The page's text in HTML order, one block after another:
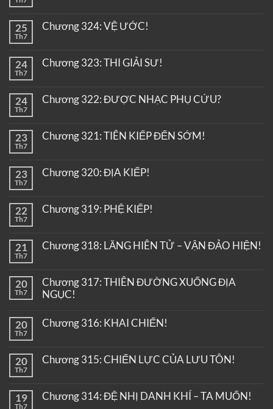
25
Th7
Chương 324: VỆ ƯỚC!
24
Th7
Chương 323: THI GIẢI SƯ!
24
Th7
Chương 322: ĐƯỢC NHẠC PHỤ CỨU?
23
Th7
Chương 321: TIÊN KIẾP ĐẾN SỚM!
23
Th7
Chương 320: ĐỊA KIẾP!
22
Th7
Chương 319: PHỆ KIẾP!
21
Th7
Chương 318: LĂNG HIÊN TỬ – VẬN ĐẢO HIỆN!
20
Th7
Chương 317: THIÊN ĐƯỜNG XUỐNG ĐỊA
NGỤC!
20
Th7
Chương 316: KHAI CHIẾN!
20
Th7
Chương 315: CHIẾN LỰC CỦA LƯU TÔN!
19
Th7
Chương 314: ĐỆ NHỊ DANH KHÍ – TA MUỐN!